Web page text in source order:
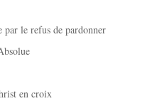
par le refus de pardonner
en croix